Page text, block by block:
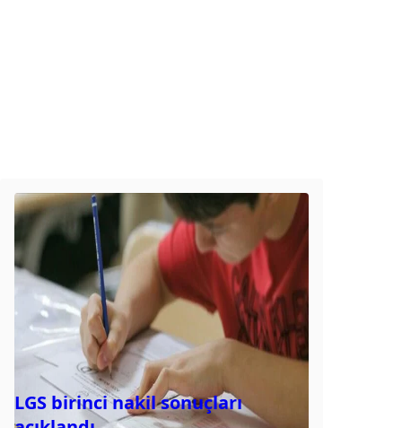
LGS birinci nakil sonuçları